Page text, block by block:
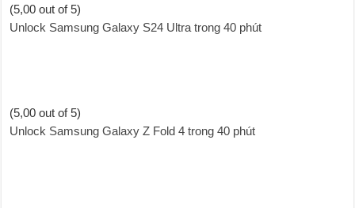
(5,00 out of 5)
Unlock Samsung Galaxy S24 Ultra trong 40 phút
(5,00 out of 5)
Unlock Samsung Galaxy Z Fold 4 trong 40 phút